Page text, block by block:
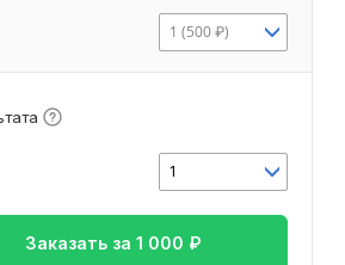
1 (500 ₽)
1
Заказать за 1 000 ₽